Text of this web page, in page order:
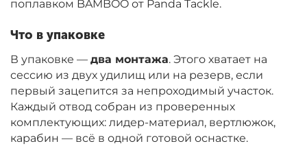
поплавком BAMBOO от Panda Tackle.
Что в упаковке
В упаковке — два монтажа. Этого хватает на
сессию из двух удилищ или на резерв, если
первый зацепится за непроходимый участок.
Каждый отвод собран из проверенных
комплектующих: лидер-материал, вертлюжок,
карабин — всё в одной готовой оснастке.